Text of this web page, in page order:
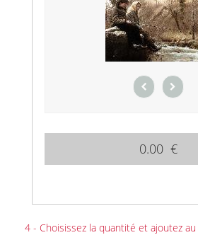
0.00 €
4 - Choisissez la quantité et ajoutez